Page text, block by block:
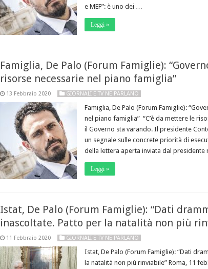
e MEF”: è uno dei …
Leggi »
Famiglia, De Palo (Forum Famiglie):
risorse necessarie nel piano famiglia”
13 Febbraio 2020 GIORNALI E TV NE PARLANO
Famiglia, De Palo (Forum Famiglie):
nel piano famiglia” “C’è da mettere le
il Governo sta varando. Il presidente
un segnale sulle concrete priorità di
della lettera aperta inviata dal presidente
Leggi »
Istat, De Palo (Forum Famiglie): “Dati
inascoltate. Patto per la natalità non più
11 Febbraio 2020 GIORNALI E TV NE PARLANO
Istat, De Palo (Forum Famiglie): “Dati
la natalità non più rinviabile” Roma, 11